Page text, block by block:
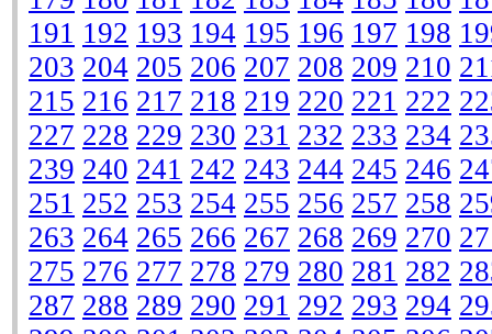
191 192 193 194 195 196 197 198
203 204 205 206 207 208 209 210
215 216 217 218 219 220 221 222
227 228 229 230 231 232 233 234
239 240 241 242 243 244 245 246
251 252 253 254 255 256 257 258
263 264 265 266 267 268 269 270
275 276 277 278 279 280 281 282
287 288 289 290 291 292 293 294